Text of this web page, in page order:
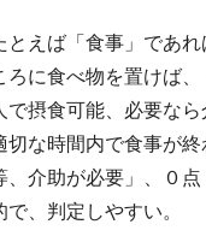
えば「食事」であれ
ろに食べ物を置けば
で摂食可能、必要な
切な時間内で食事が
、介助が必要」、０
、判定しやすい。